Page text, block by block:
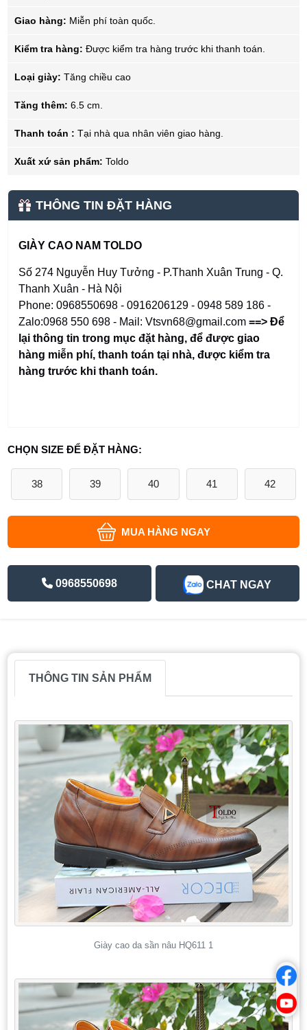
Giao hàng: Miễn phí toàn quốc.
Kiểm tra hàng: Được kiểm tra hàng trước khi thanh toán.
Loại giày: Tăng chiều cao
Tăng thêm: 6.5 cm.
Thanh toán : Tại nhà qua nhân viên giao hàng.
Xuất xứ sản phẩm: Toldo
THÔNG TIN ĐẶT HÀNG
GIÀY CAO NAM TOLDO
Số 274 Nguyễn Huy Tưởng - P.Thanh Xuân Trung - Q.
Thanh Xuân - Hà Nội
Phone: 0968550698 - 0916206129 - 0948 589 186 -
Zalo:0968 550 698 - Mail: Vtsvn68@gmail.com==> Để
lại thông tin trong mục đặt hàng,để được giao
hàng miễn phí, thanh toán tại nhà, được kiểm tra
hàng trước khi thanh toán.
CHỌN SIZE ĐỂ ĐẶT HÀNG:
38 39 40 41 42
MUA HÀNG NGAY
0968550698 CHAT NGAY
THÔNG TIN SẢN PHẨM
Giày cao da sần nâu HQ611 1